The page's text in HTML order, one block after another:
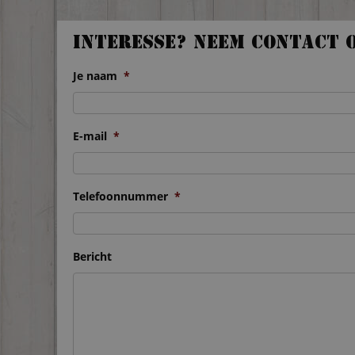
Interesse? Neem contact
Je naam *
E-mail *
Telefoonnummer *
Bericht